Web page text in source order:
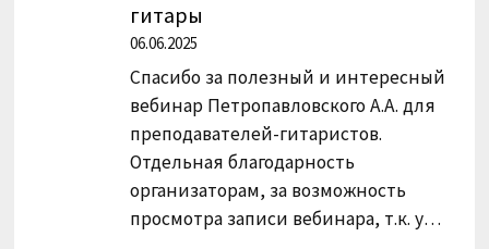
гитары
06.06.2025
Спасибо за полезный и интересный
вебинар Петропавловского А.А. для
преподавателей-гитаристов.
Отдельная благодарность
организаторам, за возможность
просмотра записи вебинара, т.к. у…